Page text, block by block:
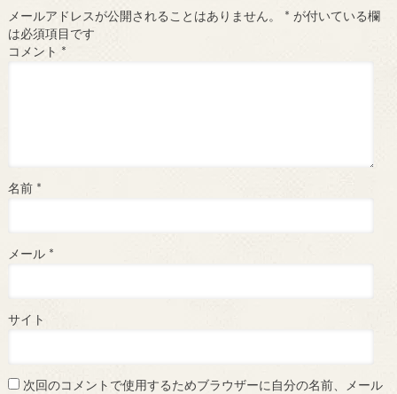
メールアドレスが公開されることはありません。 * が付いている欄
は必須項目です
コメント *
名前 *
メール *
サイト
次回のコメントで使用するためブラウザーに自分の名前、メール